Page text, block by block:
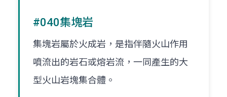
#040集塊岩
集塊岩屬於火成岩，是指伴隨火山作用
噴流出的岩石或熔岩流，一同產生的大
型火山岩塊集合體。